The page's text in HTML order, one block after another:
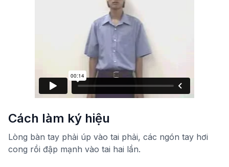
Cách làm ký hiệu
Lòng bàn tay phải úp vào tai phải, các ngón tay hơi
cong rồi đập mạnh vào tai hai lần.